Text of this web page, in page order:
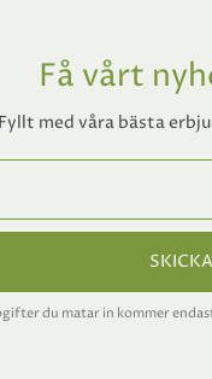
Få vårt
Fyllt med våra bästa
SKICKA
du matar in kommer